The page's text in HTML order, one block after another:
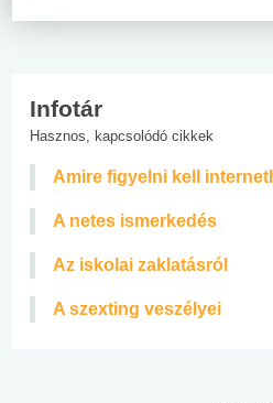
Infotár
Hasznos, kapcsolódó cikkek
Amire figyelni kell
A netes ismerkedés
Az iskolai zaklatásról
A szexting veszélyei